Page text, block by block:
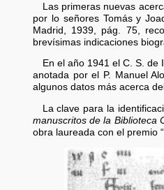
Las primeras nuevas
por lo señores Tomás y
Madrid, 1939, pág. 75,
brevísimas indicaciones
En el año 1941 el C. S. de
anotada por el P. Manuel
algunos datos más acerca
La clave para la
manuscritos de la Biblioteca
obra laureada con el premio